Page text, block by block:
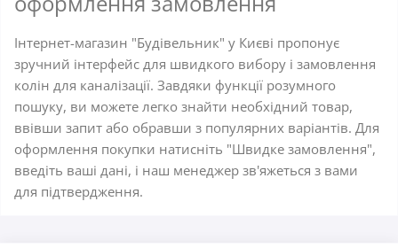
Інтернет-магазин "Будівельник" у Києві пропонує
зручний інтерфейс для швидкого вибору і замовлення
колін для каналізації. Завдяки функції розумного
пошуку, ви можете легко знайти необхідний товар,
ввівши запит або обравши з популярних варіантів. Для
оформлення покупки натисніть "Швидке замовлення",
введіть ваші дані, і наш менеджер зв'яжеться з вами
для підтвердження.